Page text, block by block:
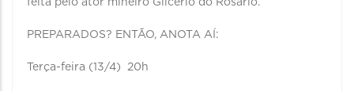
feita pelo ator mineiro Glicério do Rosário.⠀ ⠀ ⠀⠀
PREPARADOS? ENTÃO, ANOTA AÍ:⠀⠀⠀⠀⠀⠀⠀⠀⠀⠀⠀
Terça-feira (13/4) 20h⠀⠀⠀⠀⠀⠀⠀⠀⠀